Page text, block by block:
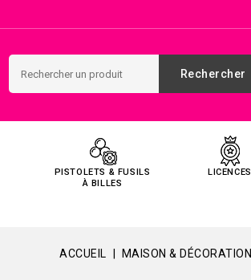
Rechercher
PISTOLETS & FUSILS
À BILLES
LICENCES
ACCUEIL MAISON & DÉCORATION